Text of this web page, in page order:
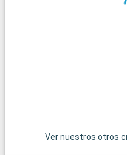
excursiones. Key West, el
Ver nuestros otros